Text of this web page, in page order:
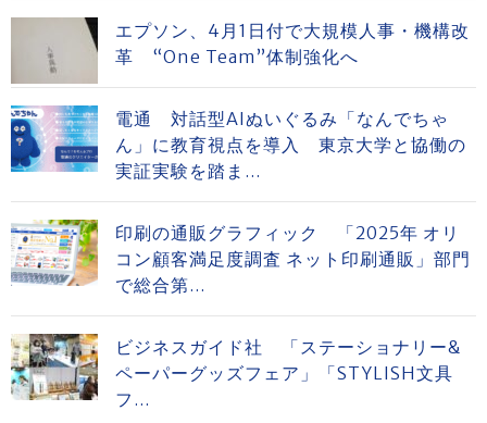
エプソン、4月1日付で大規模人事・機構改
革 “One Team”体制強化へ
電通 対話型AIぬいぐるみ「なんでちゃ
ん」に教育視点を導入 東京大学と協働の
実証実験を踏ま...
印刷の通販グラフィック 「2025年 オリ
コン顧客満足度調査 ネット印刷通販」部門
で総合第...
ビジネスガイド社 「ステーショナリー&
ペーパーグッズフェア」「STYLISH文具
フ...